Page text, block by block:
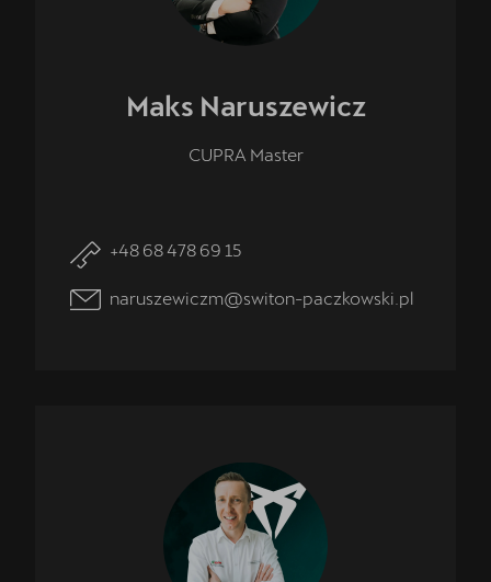
Maks Naruszewicz
CUPRA Master
+48 68 478 69 15
naruszewiczm@switon-paczkowski.pl